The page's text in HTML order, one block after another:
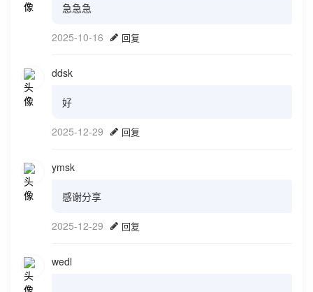
急急急
2025-10-16 回复
ddsk
好
2025-12-29 回复
ymsk
感谢分享
2025-12-29 回复
wedl